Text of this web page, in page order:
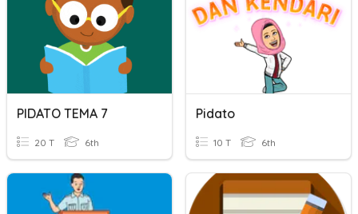
PIDATO TEMA 7
20 T 6th
Pidato
10 T 6th